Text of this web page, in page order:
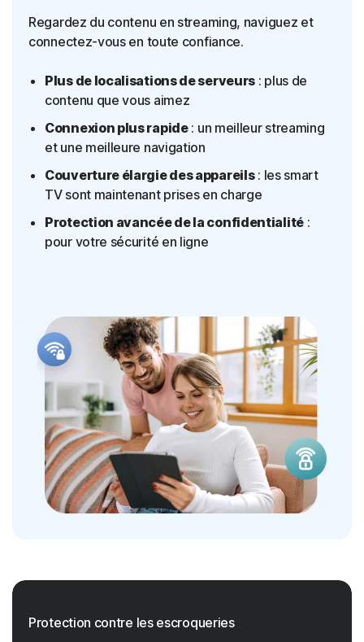
Regardez du contenu en streaming, naviguez et
connectez-vous en toute confiance.
Plus de localisations de serveurs : plus de
contenu que vous aimez
Connexion plus rapide: un meilleur streaming
et une meilleure navigation
Couverture élargie des appareils: les smart
TV sont maintenant prises en charge
Protection avancée de la confidentialité :
pour votre sécurité en ligne
Protection contre les escroqueries